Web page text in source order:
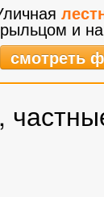
и
смотреть